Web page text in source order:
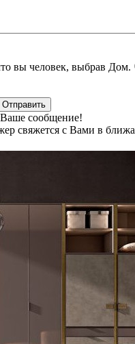
вы человек, выбрав Дом.
сообщение!
свяжется с Вами в